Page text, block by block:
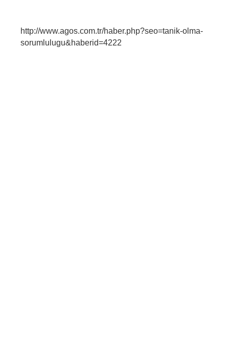
http://www.agos.com.tr/haber.php?seo=tanik-olma-
sorumlulugu&haberid=4222